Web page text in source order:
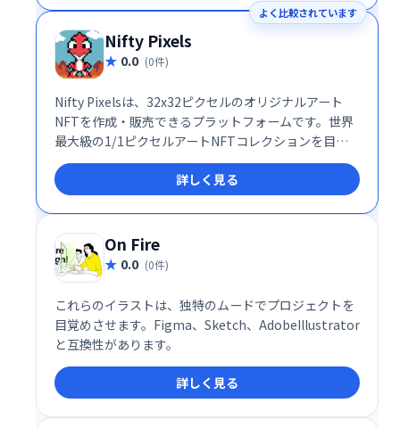
めの頼れるツールです。
よく比較されています
Nifty Pixels
0.0 (0件)
Nifty Pixelsは、32x32ピクセルのオリジナルアート
NFTを作成・販売できるプラットフォームです。世界
最大級の1/1ピクセルアートNFTコレクションを目指
し、アーティストとコレクターをつなぎます。手軽に
始められるNFTアートの世界で、あなただけの作品を
創造し、販売しましょう！
詳しく見る
On Fire
0.0 (0件)
これらのイラストは、独特のムードでプロジェクトを
目覚めさせます。Figma、Sketch、AdobeIllustrator
と互換性があります。
詳しく見る